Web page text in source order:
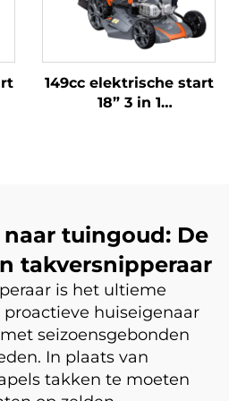
149cc elektrische start
18” 3 in 1
tuingoud: De
takversnipperaar
is het ultieme
huiseigenaar
seizoensgebonden
In plaats van
takken te moeten